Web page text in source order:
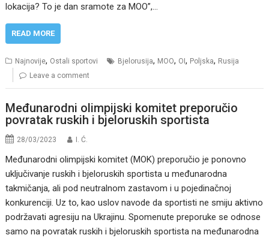
lokacija? To je dan sramote za MOO”,…
READ MORE
Najnovije, Ostali sportovi Bjelorusija, MOO, OI, Poljska, Rusija
Leave a comment
Međunarodni olimpijski komitet preporučio
povratak ruskih i bjeloruskih sportista
28/03/2023 I. Ć.
Međunarodni olimpijski komitet (MOK) preporučio je ponovno
uključivanje ruskih i bjeloruskih sportista u međunarodna
takmičanja, ali pod neutralnom zastavom i u pojedinačnoj
konkurenciji. Uz to, kao uslov navode da sportisti ne smiju aktivno
podržavati agresiju na Ukrajinu. Spomenute preporuke se odnose
samo na povratak ruskih i bjeloruskih sportista na međunarodna